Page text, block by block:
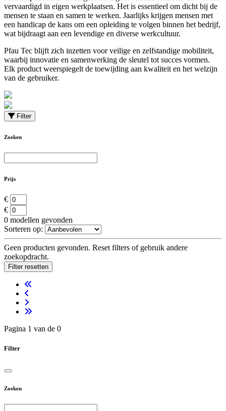
vervaardigd in eigen werkplaatsen. Het is essentieel om dicht bij de
mensen te staan en samen te werken. Jaarlijks krijgen mensen met
een handicap de kans om een opleiding te volgen binnen het bedrijf,
wat bijdraagt aan een levendige en diverse werkcultuur.
Pfau Tec blijft zich inzetten voor veilige en zelfstandige mobiliteit,
waarbij innovatie en samenwerking de sleutel tot succes vormen.
Elk product weerspiegelt de toewijding aan kwaliteit en het welzijn
van de gebruiker.
Filter
Zoeken
Prijs
€
€
0 modellen gevonden
Sorteren op:
Geen producten gevonden. Reset filters of gebruik andere
zoekopdracht.
Filter resetten
Pagina 1 van de 0
Filter
Zoeken